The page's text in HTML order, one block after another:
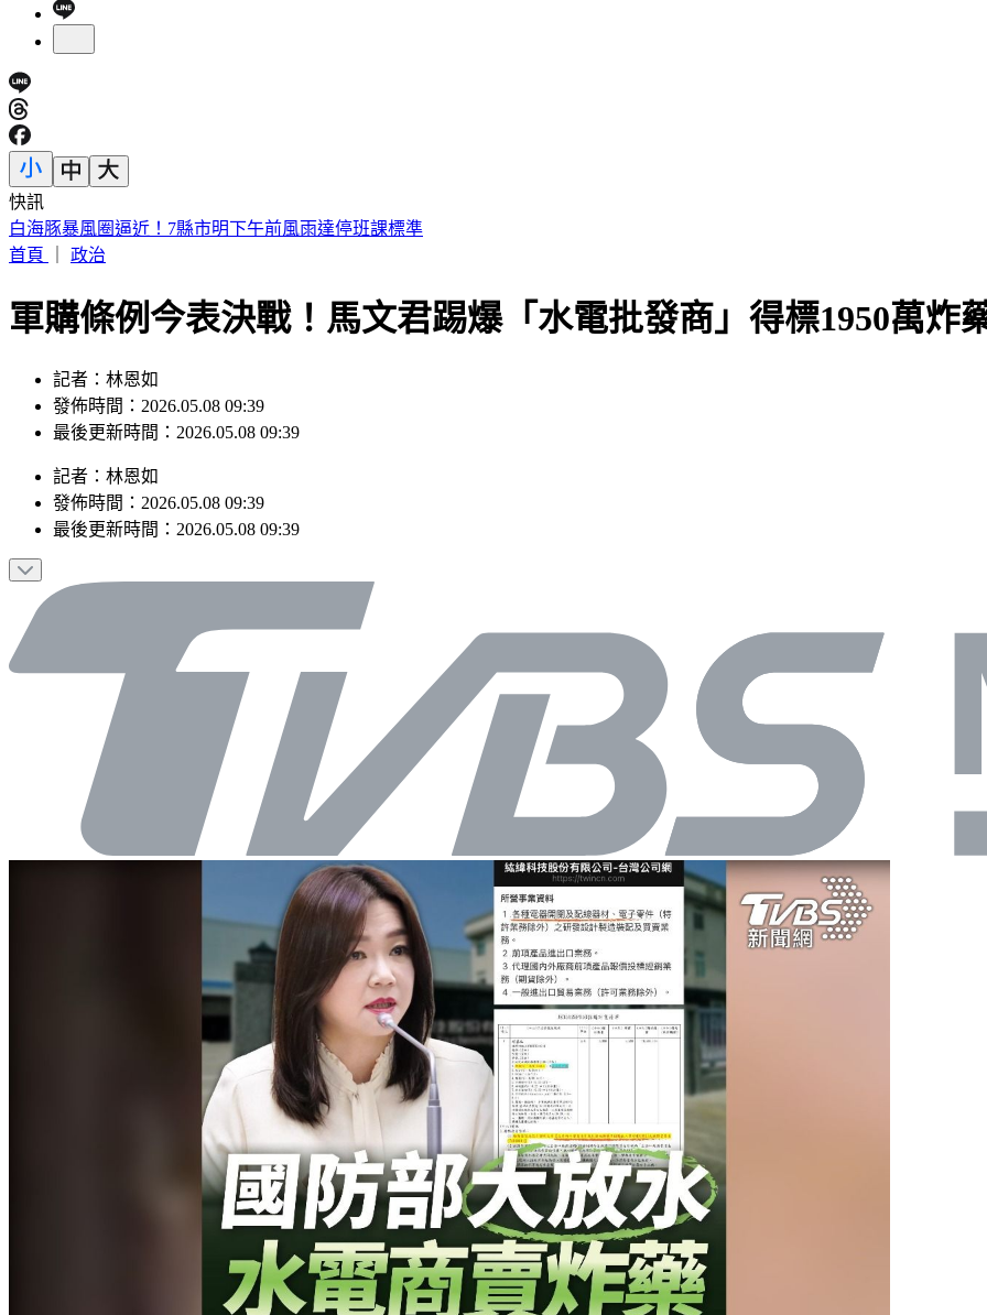
快訊
白海豚暴風圈逼近！7縣市明下午前風雨達停班課標準
首頁
政治
軍購條例今表決戰！馬文君踢爆「水電批發商」得標1950萬炸
記者：林恩如
發佈時間：2026.05.08 09:39
最後更新時間：2026.05.08 09:39
記者 ： 林恩如
發佈時間： 2026.05.08 09:39
最後更新時間： 2026.05.08 09:39